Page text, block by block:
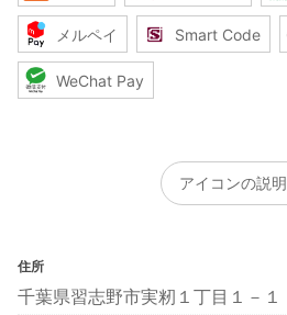
メルペイ Smart Code
WeChat Pay
アイコンの説明
住所
千葉県習志野市実籾１丁目１－１